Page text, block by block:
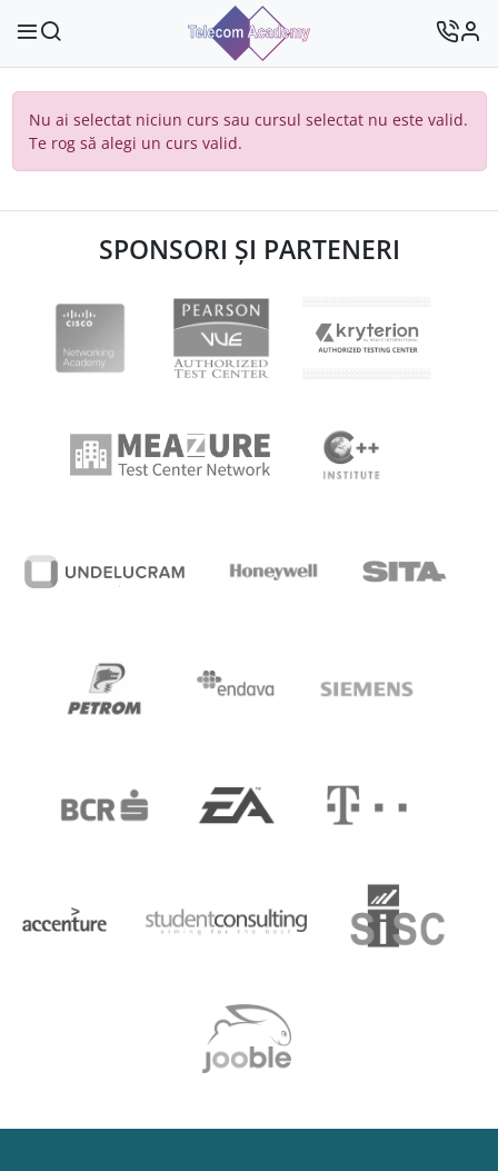
Nu ai selectat niciun curs sau cursul selectat nu este valid.
Te rog să alegi un curs valid.
SPONSORI ȘI PARTENERI